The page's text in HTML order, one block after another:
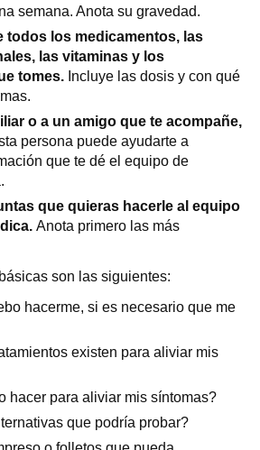
semana. Anota su gravedad.
todos los medicamentos, las
las vitaminas y los
tomes. Incluye las dosis y con qué
o a un amigo que te acompañe,
persona puede ayudarte a
que te dé el equipo de
que quieras hacerle al equipo
Anota primero las más
son las siguientes:
hacerme, si es necesario que me
existen para aliviar mis
hacer para aliviar mis síntomas?
que podría probar?